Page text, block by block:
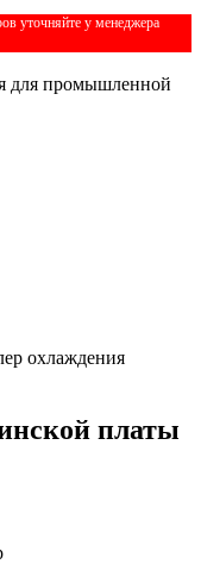
уточняйте у менеджера
для промышленной
охлаждения
платы